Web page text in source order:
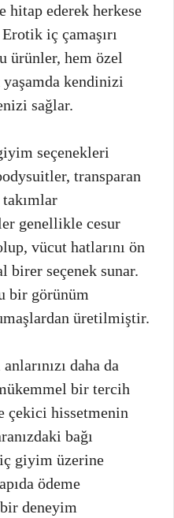
hitap ederek herkese
iç çamaşırı
ürünler, hem özel
kendinizi
sağlar.
seçenekleri
transparan
genellikle cesur
vücut hatlarını ön
birer seçenek sunar.
bir görünüm
üretilmiştir.
daha da
bir tercih
çekici hissetmenin
bağı
giyim üzerine
ödeme
deneyim